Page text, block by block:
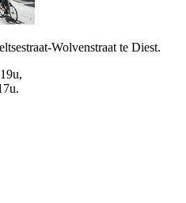
Wolvenstraat te Diest.